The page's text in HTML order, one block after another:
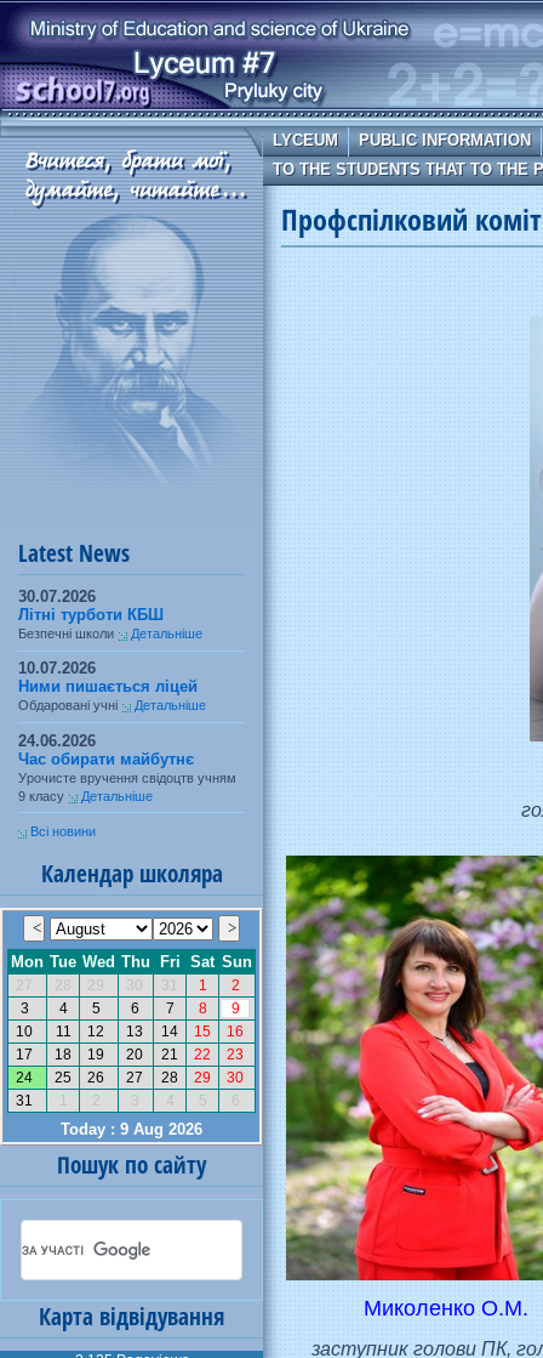
Latest News
30.07.2026
Літні турботи КБШ
Безпечні школи Детальніше
10.07.2026
Ними пишається ліцей
Обдаровані учні Детальніше
24.06.2026
Час обирати майбутнє
Урочисте вручення свідоцтв учням
9 класу
Детальніше
Всі новини
Календар школяра
Пошук по сайту
Карта відвідування
LYCEUM
PUBLIC INFORMATION
TO THE STUDENTS THAT TO THE
Профспілковий
Миколенко О.М.
заступник голови ПК,